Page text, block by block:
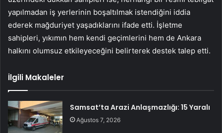
yapılmadan iş yerlerinin boşaltılmak istendiğini iddia
ederek mağduriyet yaşadıklarını ifade etti. İşletme
sahipleri, yıkımın hem kendi geçimlerini hem de Ankara
halkını olumsuz etkileyeceğini belirterek destek talep etti.
İlgili Makaleler
Samsat’ta Arazi Anlaşmazlığı: 15 Yaralı
Ağustos 7, 2026